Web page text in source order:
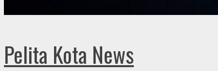
Pelita Kota News